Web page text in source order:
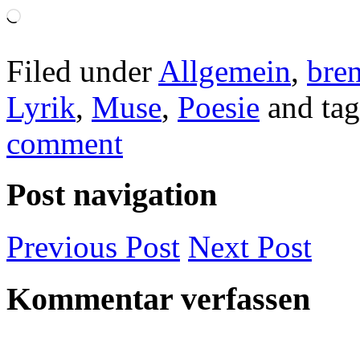
Wird
Filed under Allgemein,
Lyrik, Muse, Poesie and
comment
Post navigation
Previous Post Next Post
Kommentar verfassen